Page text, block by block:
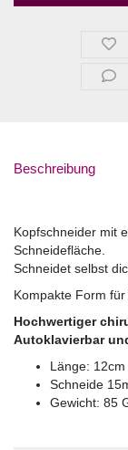
Beschreibung
Kopfschneider mit
Schneidefläche.
Schneidet selbst
Kompakte Form
Hochwertiger
Autoklavierbar
Länge: 12cm
Schneide
Gewicht: 85